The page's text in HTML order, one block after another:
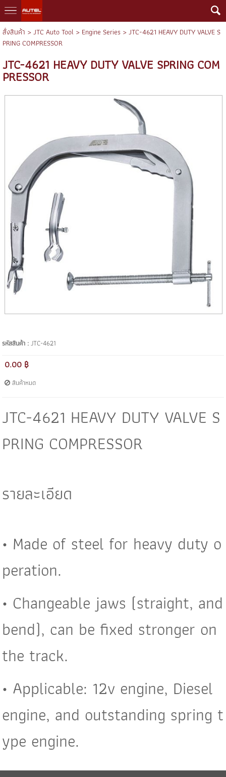
สั่งสินค้า >JTC Auto Tool > Engine Series > JTC-4621 HEAVY DUTY VALVE S
PRING COMPRESSOR
JTC-4621 HEAVY DUTY VALVE SPRING COM
PRESSOR
รหัสสินค้า :JTC-4621
0.00 ฿
สินค้าหมด
JTC-4621 HEAVY DUTY VALVE S
PRING COMPRESSOR
รายละเอียด
• Made of steel for heavy duty o
peration.
• Changeable jaws (straight, and
bend), can be fixed stronger on
the track.
• Applicable: 12v engine, Diesel
engine, and outstanding spring t
ype engine.